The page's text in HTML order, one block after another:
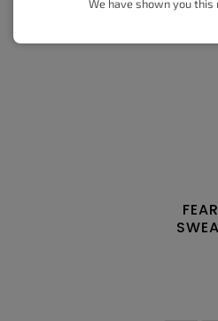
We have shown you